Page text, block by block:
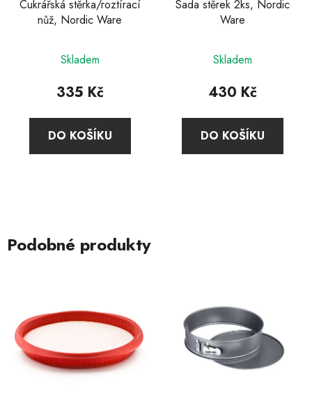
Cukrářská stěrka/roztírací
nůž, Nordic Ware
Skladem
335 Kč
DO KOŠÍKU
Sada stěrek 2ks, Nordic
Ware
Skladem
430 Kč
DO KOŠÍKU
Podobné produkty